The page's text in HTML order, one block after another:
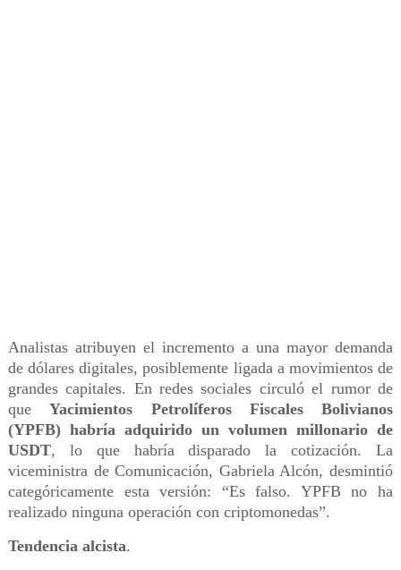
Analistas atribuyen el incremento a una mayor demanda
de dólares digitales, posiblemente ligada a movimientos de
grandes capitales. En redes sociales circuló el rumor de
queYacimientos Petrolíferos Fiscales Bolivianos
(YPFB) habría adquirido un volumen millonario de
USDT, lo que habría disparado la cotización. La
viceministra de Comunicación, Gabriela Alcón, desmintió
categóricamente esta versión: “Es falso. YPFB no ha
realizado ninguna operación con criptomonedas”.
Tendencia alcista.